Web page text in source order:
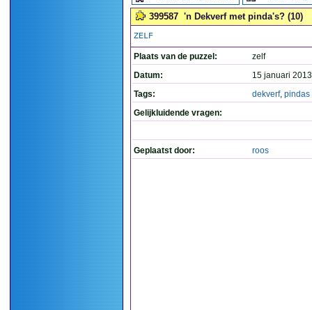
399587 'n Dekverf met pinda's? (10)
ZELF
Plaats van de puzzel:
zelf
Datum:
15 januari
Tags:
dekverf, pindas
Gelijkluidende vragen:
Geplaatst door: roos